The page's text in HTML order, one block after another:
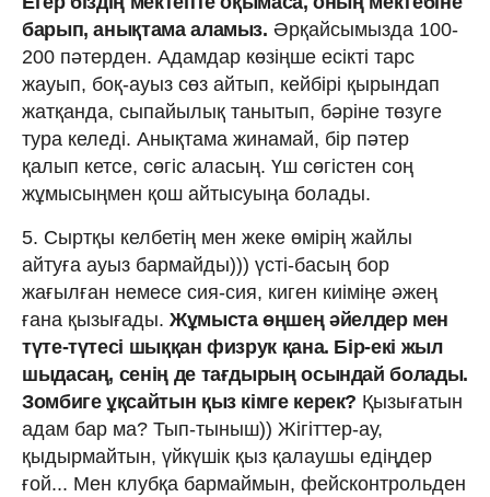
барып, анықтама аламыз. Әрқайсымызда 100-
200 пәтерден. Адамдар көзіңше есікті тарс
жауып, боқ-ауыз сөз айтып, кейбірі қырындап
жатқанда, сыпайылық танытып, бәріне төзуге
тура келеді. Анықтама жинамай, бір пәтер
қалып кетсе, сөгіс аласың. Үш сөгістен соң
жұмысыңмен қош айтысуыңа болады.
5. Сыртқы келбетің мен жеке өмірің жайлы
айтуға ауыз бармайды))) үсті-басың бор
жағылған немесе сия-сия, киген киіміңе әжең
ғана қызығады. Жұмыста өңшең әйелдер мен
түте-түтесі шыққан физрук қана. Бір-екі жыл
шыдасаң, сенің де тағдырың осындай болады.
Зомбиге ұқсайтын қыз кімге керек? Қызығатын
адам бар ма? Тып-тыныш)) Жігіттер-ау,
қыдырмайтын, үйкүшік қыз қалаушы едіңдер
ғой... Мен клубқа бармаймын, фейсконтрольден